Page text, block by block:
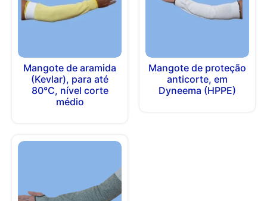
Mangote de aramida
(Kevlar), para até
80°C, nível corte
médio
Mangote de proteção
anticorte, em
Dyneema (HPPE)